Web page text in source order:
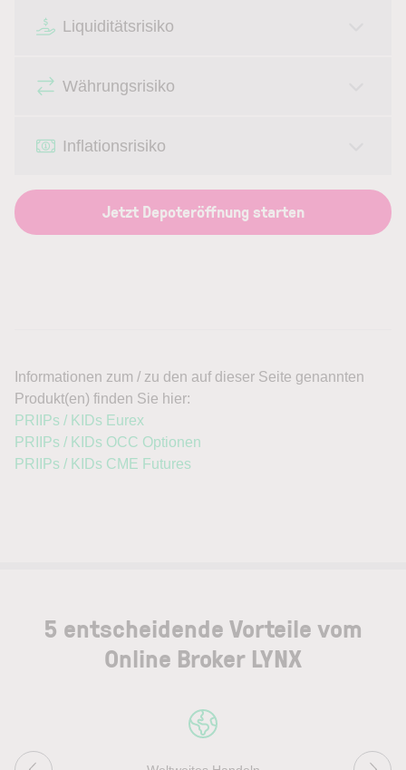
Liquiditätsrisiko
Währungsrisiko
Inflationsrisiko
Jetzt Depoteröffnung starten
Informationen zum / zu den auf dieser Seite genannten
Produkt(en) finden Sie hier:
PRIIPs / KIDs Eurex
PRIIPs / KIDs OCC Optionen
PRIIPs / KIDs CME Futures
5 entscheidende Vorteile vom
Online Broker LYNX